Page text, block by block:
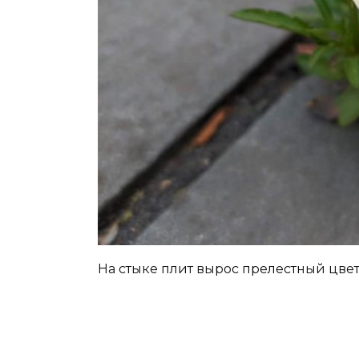
На стыке плит вырос прелестный